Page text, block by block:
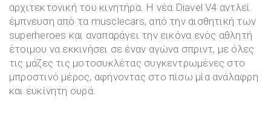
αρχιτεκτονική του κινητήρα. Η νέα Diavel V4 αντλεί
έμπνευση από τα musclecars, από την αισθητική των
superheroes και αναπαράγει την εικόνα ενός αθλητή
έτοιμου να εκκινήσει σε έναν αγώνα σπριντ, με όλες
τις μάζες τις μοτοσυκλέτας συγκεντρωμένες στο
μπροστινό μέρος, αφήνοντας στο πίσω μία ανάλαφρη
και ευκίνητη ουρά.